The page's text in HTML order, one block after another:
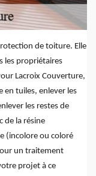
de toiture. Elle
les propriétaires
Lacroix Couverture,
en tuiles, enlever les
les restes de
de la résine
(incolore ou coloré
un traitement
projet à ce